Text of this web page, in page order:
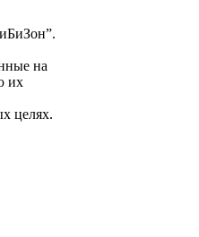
на
их
целях.